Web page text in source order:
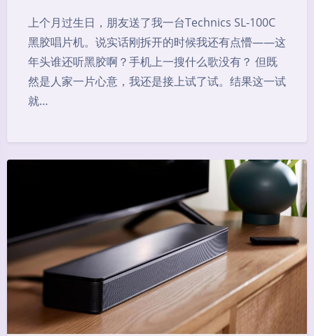
上个月过生日，朋友送了我一台Technics SL-100C
黑胶唱片机。说实话刚拆开的时候我还有点懵——这
年头谁还听黑胶啊？手机上一搜什么歌没有？ 但既
然是人家一片心意，我还是接上试了试。结果这一试
就…